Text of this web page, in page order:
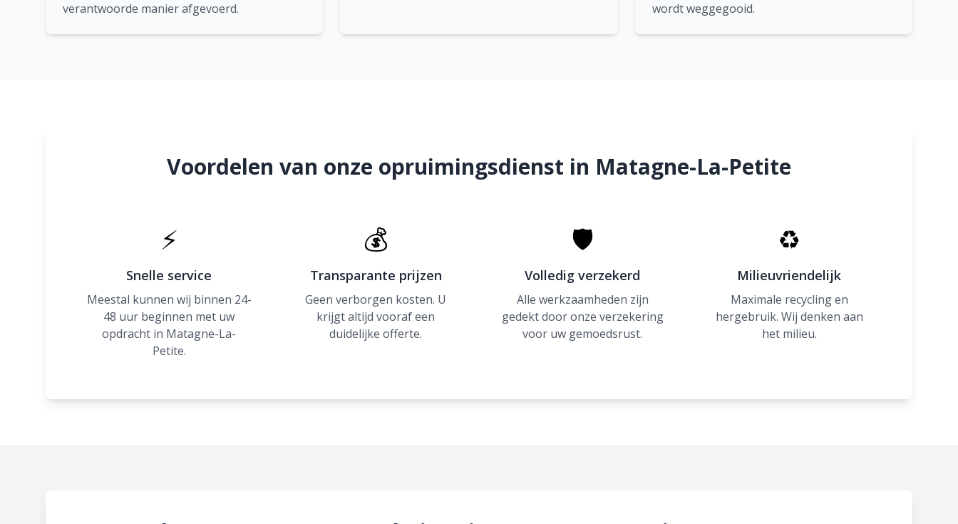
verantwoorde manier afgevoerd.
wordt weggegooid.
Voordelen van onze opruimingsdienst in Matagne-La-Petite
⚡
Snelle service
Meestal kunnen wij binnen 24-
48 uur beginnen met uw
opdracht in Matagne-La-
Petite.
💰
Transparante prijzen
Geen verborgen kosten. U
krijgt altijd vooraf een
duidelijke offerte.
🛡
Volledig verzekerd
Alle werkzaamheden zijn
gedekt door onze verzekering
voor uw gemoedsrust.
♻
Milieuvriendelijk
Maximale recycling en
hergebruik. Wij denken aan
het milieu.